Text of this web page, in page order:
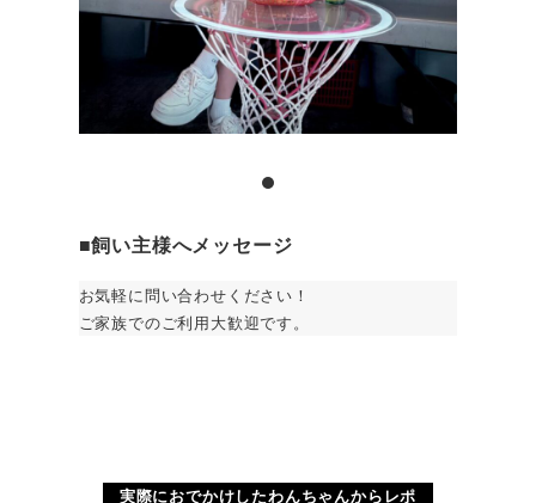
■飼い主様へメッセージ
お気軽に問い合わせください！
ご家族でのご利用大歓迎です。
実際におでかけしたわんちゃんからレポ